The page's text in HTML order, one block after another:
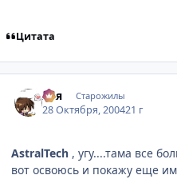
Цитата
Ася Старожилы
28 Октября, 200421 г
AstralTech , угу....тама все
вот освоюсь и покажу еще